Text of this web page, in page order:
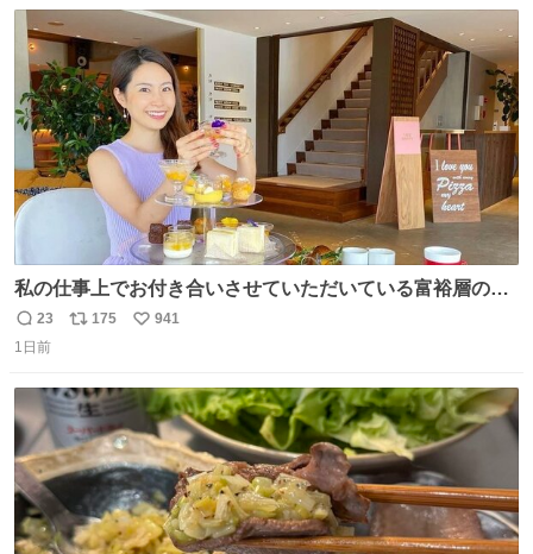
術館 ト
数
私の仕事上でお付き合いさせていただいている富裕層の社
長さん達は、こんな事しない。 こんな自慢は一切しない
し、なんなら表に出てこない。 自分に自信がない半端モン
#merchu
返
信
23
リ
ト
数
175
い
941
1日前